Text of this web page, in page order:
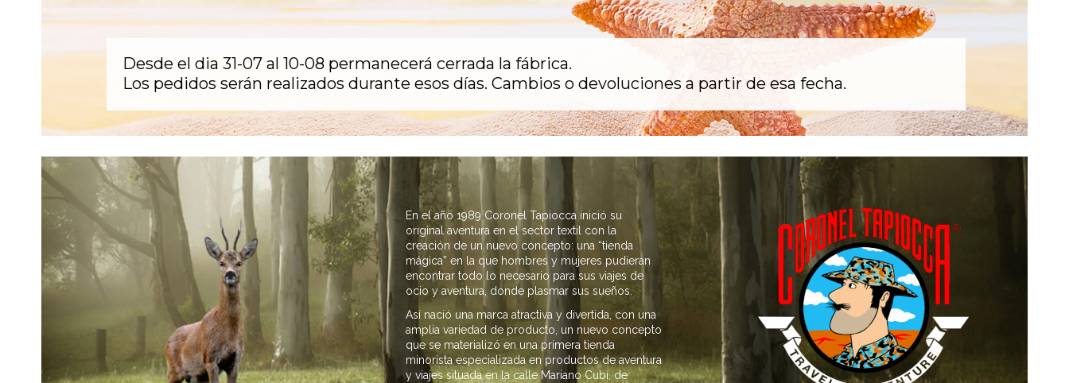
Desde el dia 31-07 al 10-08 permanecerá cerrada la fábrica.
Los pedidos serán realizados durante esos días. Cambios o devoluciones a partir de esa fecha.
En el año 1989 Coronel Tapiocca inició su
original aventura en el sector textil con la
creación de un nuevo concepto: una “tienda
mágica” en la que hombres y mujeres pudieran
encontrar todo lo necesario para sus viajes de
ocio y aventura, donde plasmar sus sueños.
Así nació una marca atractiva y divertida, con una
amplia variedad de producto, un nuevo concepto
que se materializó en una primera tienda
minorista especializada en productos de aventura
y viajes situada en la calle Mariano Cubí, de